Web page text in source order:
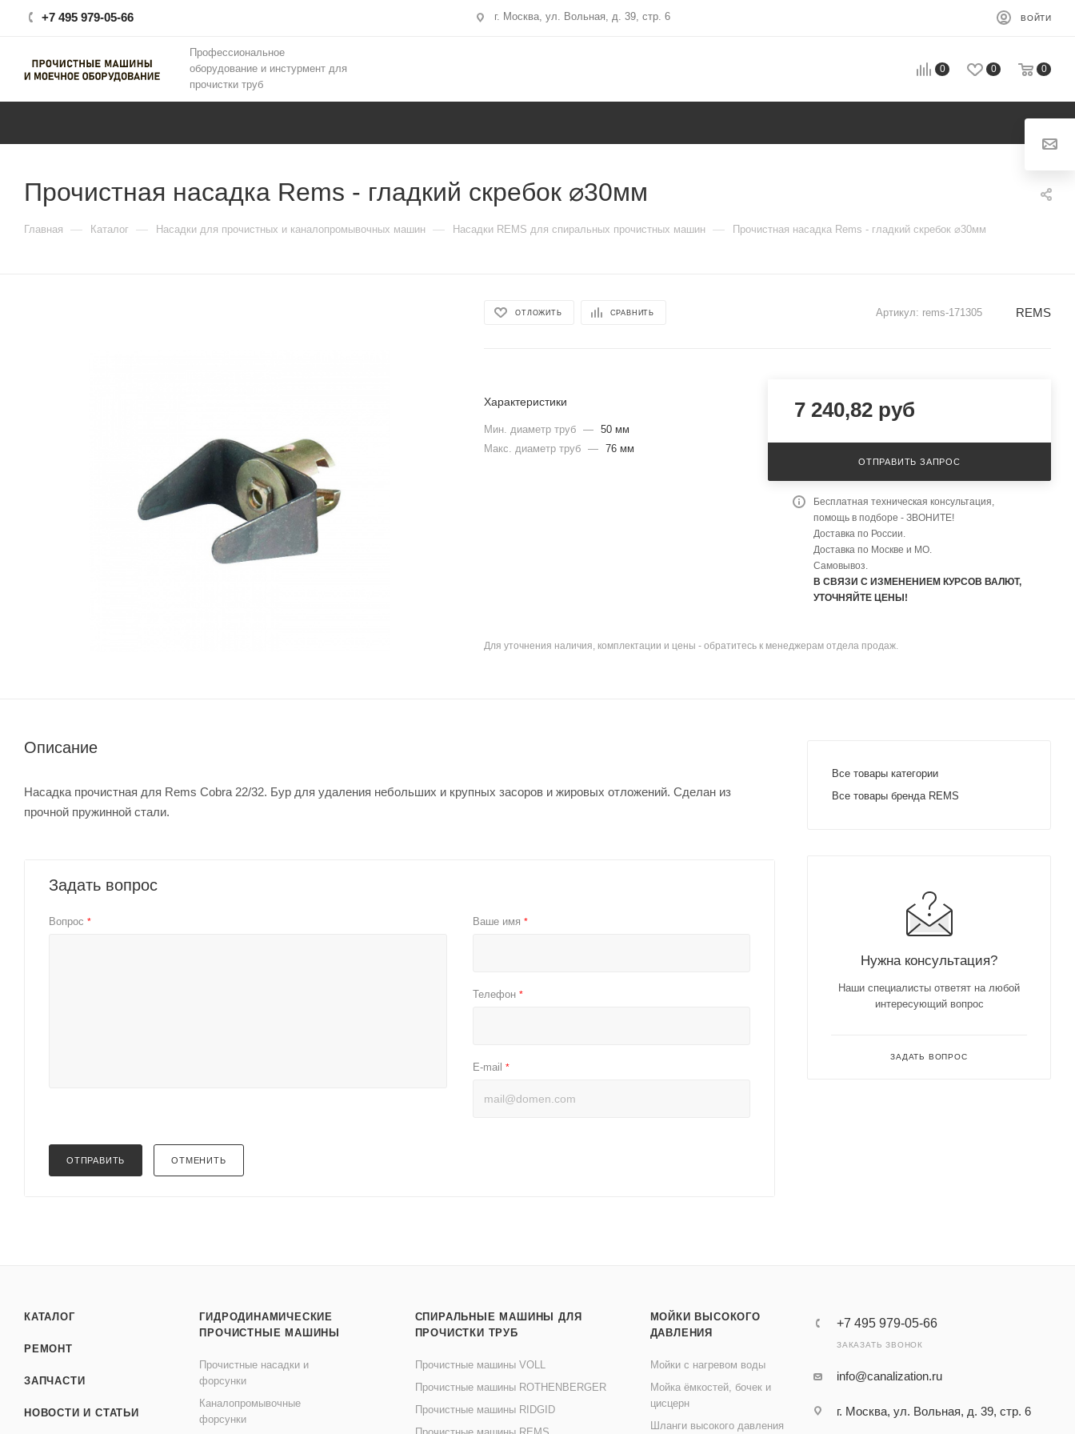
+7 495 979-05-66 г. Москва, ул. Вольная, д. 39, стр. 6 ВОЙТИ
Профессиональное
оборудование и инстурмент для
прочистки труб
0 0 0
Прочистная насадка Rems - гладкий скребок ⌀30мм
Главная — Каталог — Насадки для прочистных и каналопромывочных машин — Насадки REMS для спиральных прочистных машин — Прочистная насадка Rems - гладкий скребок ⌀30мм
ОТЛОЖИТЬ СРАВНИТЬ Артикул: rems-171305 REMS
Характеристики
Мин. диаметр труб —
50 мм
Макс. диаметр труб
— 76 мм
7 240,82руб
ОТПРАВИТЬ ЗАПРОС
Бесплатная техническая консультация,
помощь в подборе - ЗВОНИТЕ!
Доставка по России.
Доставка по Москве и МО.
Самовывоз.
В СВЯЗИ С ИЗМЕНЕНИЕМ КУРСОВ ВАЛЮТ,
УТОЧНЯЙТЕ ЦЕНЫ!
Для уточнения наличия, комплектации и цены - обратитесь к менеджерам отдела продаж.
Описание
Насадка прочистная для Rems Cobra 22/32. Бур для удаления небольших и крупных засоров и жировых отложений. Сделан из
прочной пружинной стали.
Задать вопрос
Вопрос * Ваше имя*
Телефон*
E-mail*
ОТПРАВИТЬ ОТМЕНИТЬ
Все товары категории
Все товары бренда REMS
Нужна консультация?
Наши специалисты ответят на любой
интересующий вопрос
ЗАДАТЬ ВОПРОС
КАТАЛОГ
РЕМОНТ
ЗАПЧАСТИ
НОВОСТИ И СТАТЬИ
ГИДРОДИНАМИЧЕСКИЕ
ПРОЧИСТНЫЕ МАШИНЫ
Прочистные насадки и
форсунки
Каналопромывочные
форсунки
СПИРАЛЬНЫЕ МАШИНЫ ДЛЯ
ПРОЧИСТКИ ТРУБ
Прочистные машины VOLL
Прочистные машины ROTHENBERGER
Прочистные машины RIDGID
МОЙКИ ВЫСОКОГО
ДАВЛЕНИЯ
Мойки с нагревом воды
Мойка ёмкостей, бочек и
цисцерн
Шланги высокого давления
+7 495 979-05-66
ЗАКАЗАТЬ ЗВОНОК
info@canalization.ru
г. Москва, ул. Вольная, д. 39, стр. 6